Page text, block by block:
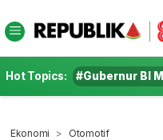
Hot Topics: #Gubernur BI
Ekonomi Otomotif